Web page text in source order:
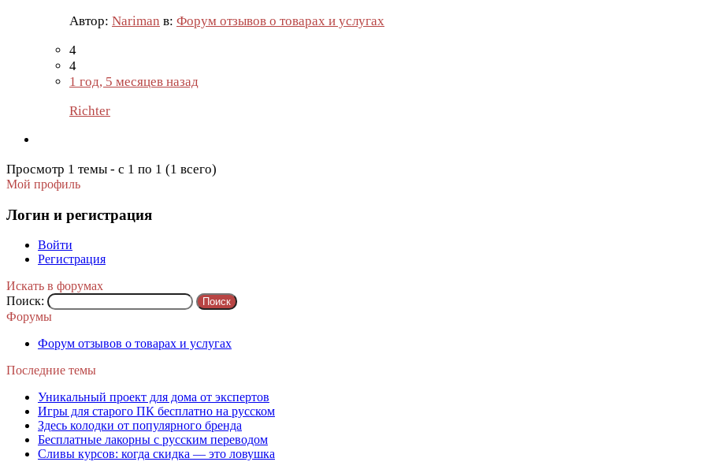
Автор: Nariman в: Форум отзывов о товарах и услугах
4
4
1 год, 5 месяцев назад
Richter
Просмотр 1 темы - с 1 по 1 (1 всего)
Мой профиль
Логин и регистрация
Войти
Регистрация
Искать в форумах
Поиск:
Форумы
Форум отзывов о товарах и услугах
Последние темы
Уникальный проект для дома от экспертов
Игры для старого ПК бесплатно на русском
Здесь колодки от популярного бренда
Бесплатные лакорны с русским переводом
Сливы курсов: когда скидка — это ловушка